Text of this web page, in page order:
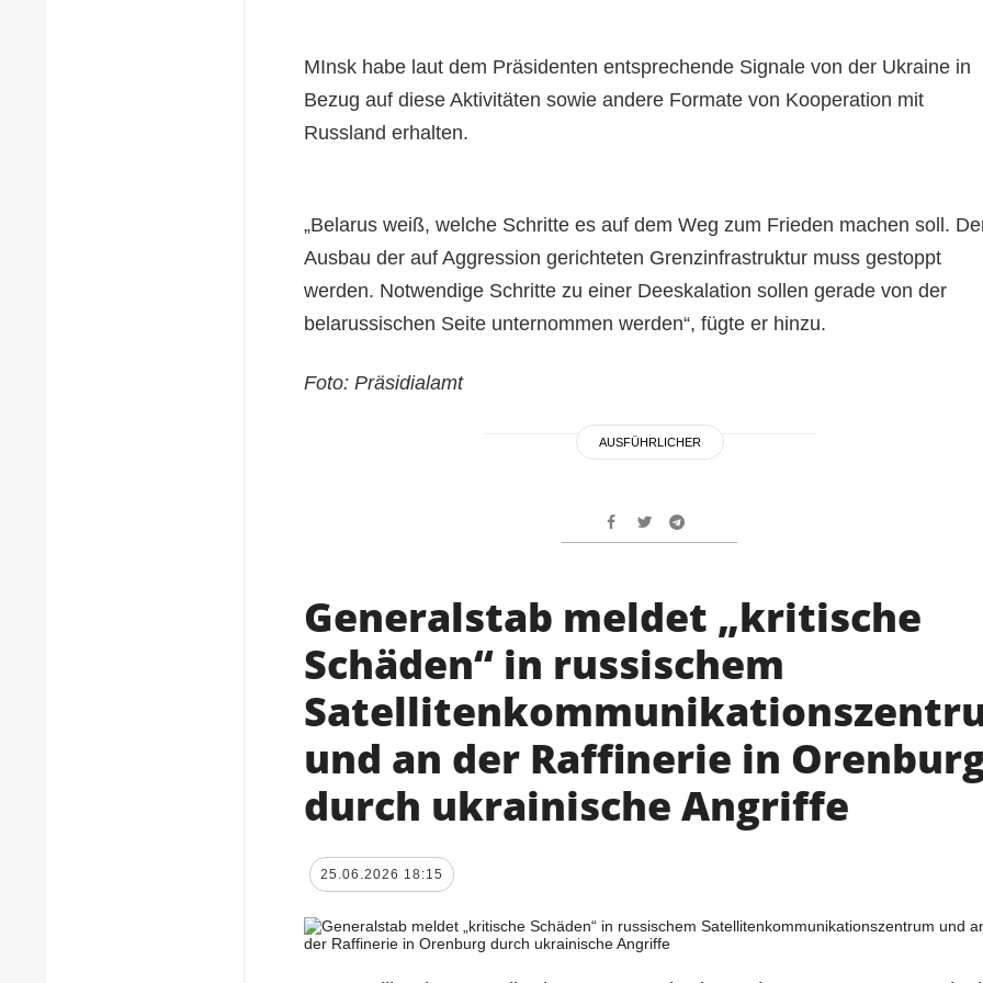
MInsk habe laut dem Präsidenten entsprechende Signale von der Ukraine in
Bezug auf diese Aktivitäten sowie andere Formate von Kooperation mit
Russland erhalten.
„Belarus weiß, welche Schritte es auf dem Weg zum Frieden machen soll.
Ausbau der auf Aggression gerichteten Grenzinfrastruktur muss gestoppt
werden. Notwendige Schritte zu einer Deeskalation sollen gerade von der
belarussischen Seite unternommen werden“, fügte er hinzu.
Foto: Präsidialamt
AUSFÜHRLICHER
Generalstab meldet „kritische
Schäden“ in russischem
und an der Raffinerie in
durch ukrainische Angriffe
25.06.2026 18:15